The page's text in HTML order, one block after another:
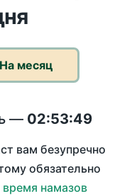
На месяц
— 02:53:49
вам безупречно
обязательно
намазов